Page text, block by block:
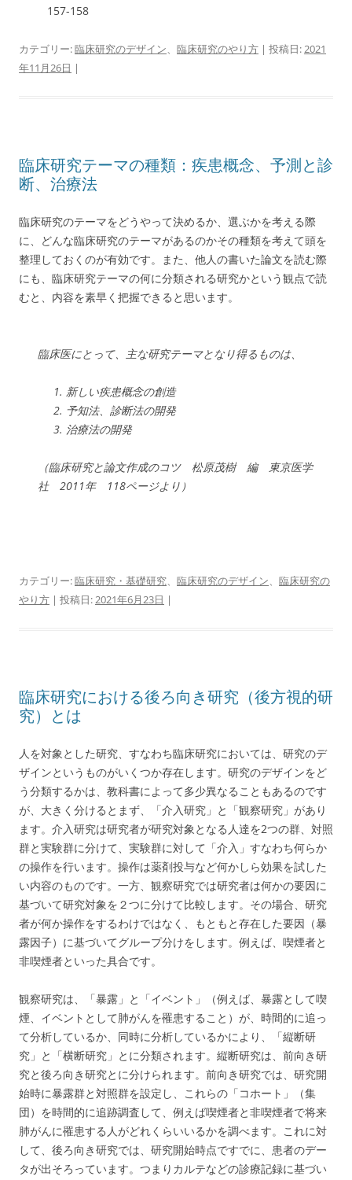
157-158
カテゴリー:臨床研究のデザイン、 臨床研究のやり方 | 投稿日:2021
年11月26日 |
臨床研究テーマの種類：疾患概念、予測と診
断、治療法
臨床研究のテーマをどうやって決めるか、選ぶかを考える際
に、どんな臨床研究のテーマがあるのかその種類を考えて頭を
整理しておくのが有効です。また、他人の書いた論文を読む際
にも、臨床研究テーマの何に分類される研究かという観点で読
むと、内容を素早く把握できると思います。
臨床医にとって、主な研究テーマとなり得るものは、
新しい疾患概念の創造
予知法、診断法の開発
治療法の開発
（臨床研究と論文作成のコツ 松原茂樹 編 東京医学
社 2011年 118ページより）
カテゴリー:臨床研究・基礎研究、 臨床研究のデザイン、 臨床研究の
やり方 | 投稿日:2021年6月23日 |
臨床研究における後ろ向き研究（後方視的研
究）とは
人を対象とした研究、すなわち臨床研究においては、研究のデ
ザインというものがいくつか存在します。研究のデザインをど
う分類するかは、教科書によって多少異なることもあるのです
が、大きく分けるとまず、「介入研究」と「観察研究」があり
ます。介入研究は研究者が研究対象となる人達を2つの群、対照
群と実験群に分けて、実験群に対して「介入」すなわち何らか
の操作を行います。操作は薬剤投与など何かしら効果を試した
い内容のものです。一方、観察研究では研究者は何かの要因に
基づいて研究対象を２つに分けて比較します。その場合、研究
者が何か操作をするわけではなく、もともと存在した要因（暴
露因子）に基づいてグループ分けをします。例えば、喫煙者と
非喫煙者といった具合です。
観察研究は、「暴露」と「イベント」（例えば、暴露として喫
煙、イベントとして肺がんを罹患すること）が、時間的に追っ
て分析しているか、同時に分析しているかにより、「縦断研
究」と「横断研究」とに分類されます。縦断研究は、前向き研
究と後ろ向き研究とに分けられます。前向き研究では、研究開
始時に暴露群と対照群を設定し、これらの「コホート」（集
団）を時間的に追跡調査して、例えば喫煙者と非喫煙者で将来
肺がんに罹患する人がどれくらいいるかを調べます。これに対
して、後ろ向き研究では、研究開始時点ですでに、患者のデー
タが出そろっています。つまりカルテなどの診療記録に基づい